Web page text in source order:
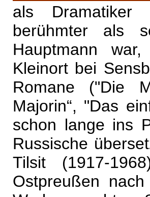
als Dramatiker
berühmter als
Hauptmann
Kleinort bei
Romane ("Die
Majorin“, "Das
schon lange ins
Russische
Tilsit (1917-
Ostpreußen